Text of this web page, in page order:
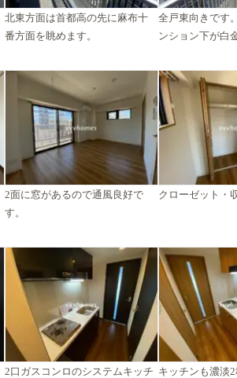
北東方面は首都高の先に麻布十
番方面を眺めます。
全戸東向きです
ンション下が白
2面に窓があるので通風良好で
す。
クローゼット・
2口ガスコンロのシステムキッチ キッチンも濃淡